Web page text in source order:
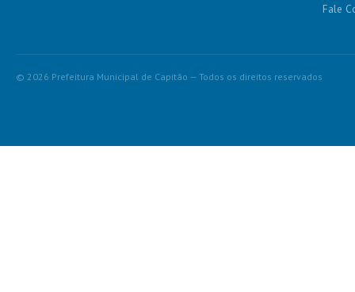
Fale
© 2026 Prefeitura Municipal de Capitão — Todos os direitos reservados